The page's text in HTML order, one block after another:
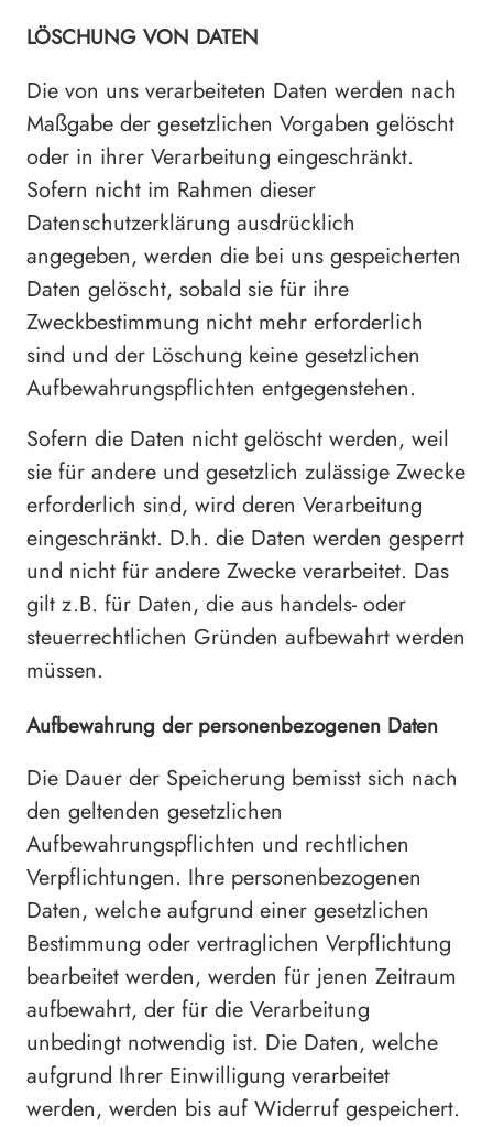
LÖSCHUNG VON DATEN
Die von uns verarbeiteten Daten werden nach
Maßgabe der gesetzlichen Vorgaben gelöscht
oder in ihrer Verarbeitung eingeschränkt.
Sofern nicht im Rahmen dieser
Datenschutzerklärung ausdrücklich
angegeben, werden die bei uns gespeicherten
Daten gelöscht, sobald sie für ihre
Zweckbestimmung nicht mehr erforderlich
sind und der Löschung keine gesetzlichen
Aufbewahrungspflichten entgegenstehen.
Sofern die Daten nicht gelöscht werden, weil
sie für andere und gesetzlich zulässige Zwecke
erforderlich sind, wird deren Verarbeitung
eingeschränkt. D.h. die Daten werden gesperrt
und nicht für andere Zwecke verarbeitet. Das
gilt z.B. für Daten, die aus handels- oder
steuerrechtlichen Gründen aufbewahrt werden
müssen.
Aufbewahrung der personenbezogenen Daten
Die Dauer der Speicherung bemisst sich nach
den geltenden gesetzlichen
Aufbewahrungspflichten und rechtlichen
Verpflichtungen. Ihre personenbezogenen
Daten, welche aufgrund einer gesetzlichen
Bestimmung oder vertraglichen Verpflichtung
bearbeitet werden, werden für jenen Zeitraum
aufbewahrt, der für die Verarbeitung
unbedingt notwendig ist. Die Daten, welche
aufgrund Ihrer Einwilligung verarbeitet
werden, werden bis auf Widerruf gespeichert.